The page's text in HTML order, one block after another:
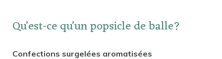
Qu’est-ce qu’un popsicle de balle?
Confections surgelées aromatisées